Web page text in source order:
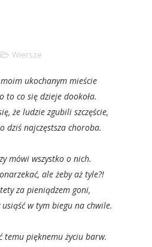
Wiersze
ukochanym mieście
to co się dzieje dookoła.
że ludzie zgubili szczęście,
dziś najczęstsza choroba.
mówi wszystko o nich.
ale żeby aż tyle?!
za pieniądzem goni,
w tym biegu na chwile.
temu pięknemu życiu barw.